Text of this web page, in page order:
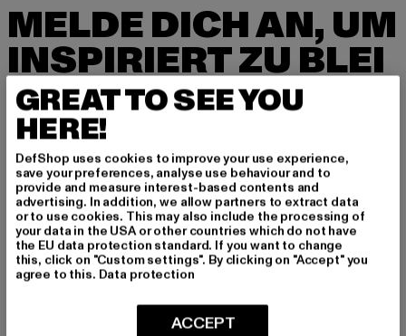
MELDE DICH AN, UM
INSPIRIERT ZU BLEI
BEN!
Melde dich hier für unseren Newsletter an und
erhalte künftig Informationen über aktuelle Tre
nds, Angebote und Gutscheine von DefShop p
er E-Mail!
An welchen Produkten bist du interessiert?
MÄNNER
GREAT TO SEE YOU
HERE!
DefShop uses cookies to improve your use experience,
save your preferences, analyse use behaviour and to
provide and measure interest-based contents and
advertising. In addition, we allow partners to extract data
or to use cookies. This may also include the processing of
your data in the USA or other countries which do not have
the EU data protection standard. If you want to change
this, click on "Custom settings". By clicking on "Accept" you
agree to this. Data protection
ACCEPT